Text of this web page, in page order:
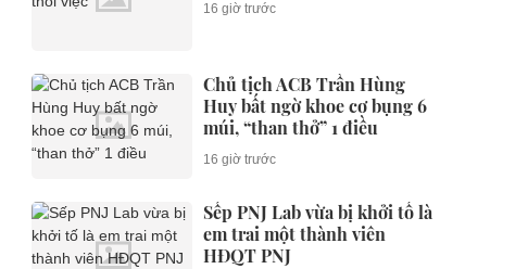
16 giờ trước
Chủ tịch ACB Trần Hùng
Huy bất ngờ khoe cơ bụng 6
múi, “than thở” 1 điều
16 giờ trước
Sếp PNJ Lab vừa bị khởi tố là
em trai một thành viên
HĐQT PNJ